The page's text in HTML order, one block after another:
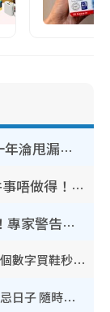
「居屋王」啟德啟悅苑入伙不足一年淪甩漏之王！插頭噴火花致大停電 多戶業主全屋家電報銷
鬼門開2026｜8.13鬼節禁忌 22件事唔做得！燒肉、刺身要少食？半夜勿吹口哨/打呢個電話
行李清潔｜車轆污糟過馬桶58倍！專家警告忌用酒精抹 教1招免污手除菌
New Balance型號密碼大公開！識睇2個數字買鞋秒知功能免中伏 附5大熱門鞋款
剪頭髮都要擇日？司徒法正提醒3大禁忌日子 隨時剪走財運！呢日剪髮恐「剪壽命」？